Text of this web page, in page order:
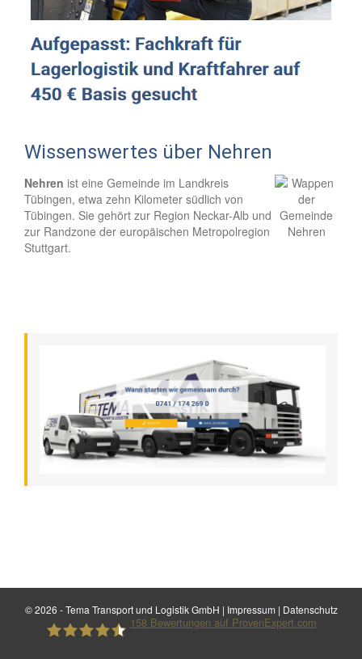
Wissenswertes über Nehren
Nehren ist eine Gemeinde im Landkreis
Tübingen, etwa zehn Kilometer südlich von
Tübingen. Sie gehört zur Region Neckar-Alb und
zur Randzone der europäischen Metropolregion
Stuttgart.
©2026 - Tema Transport und Logistik GmbH | Impressum | Datenschutz
158Bewertungen auf ProvenExpert.com